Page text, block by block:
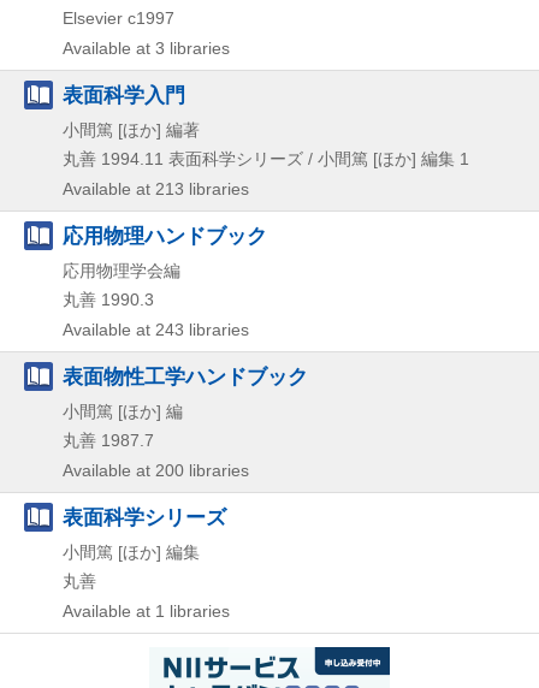
Elsevier c1997
Available at 3 libraries
表面科学入門
小間篤 [ほか] 編著
丸善 1994.11 表面科学シリーズ / 小間篤 [ほか] 編集 1
Available at 213 libraries
応用物理ハンドブック
応用物理学会編
丸善 1990.3
Available at 243 libraries
表面物性工学ハンドブック
小間篤 [ほか] 編
丸善 1987.7
Available at 200 libraries
表面科学シリーズ
小間篤 [ほか] 編集
丸善
Available at 1 libraries